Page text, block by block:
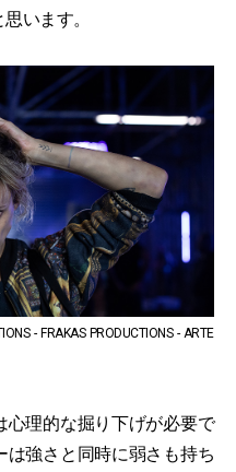
います。
- FRAKAS PRODUCTIONS - ARTE
心理的な掘り下げが必要で
は強さと同時に弱さも持ち